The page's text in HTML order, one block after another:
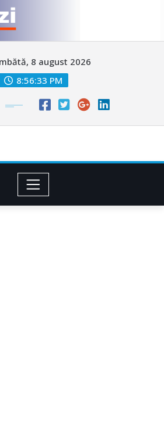
8 august 2026
8:56:36 PM